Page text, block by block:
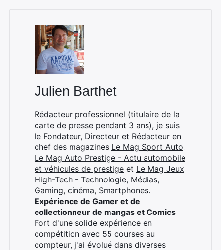
Julien Barthet
Rédacteur professionnel (titulaire de la
carte de presse pendant 3 ans), je suis
le Fondateur, Directeur et Rédacteur en
chef des magazines Le Mag Sport Auto,
Le Mag Auto Prestige - Actu automobile
et véhicules de prestige et Le Mag Jeux
High-Tech - Technologie, Médias,
Gaming, cinéma, Smartphones.
Expérience de Gamer et de
collectionneur de mangas et Comics
Fort d'une solide expérience en
compétition avec 55 courses au
compteur, j'ai évolué dans diverses